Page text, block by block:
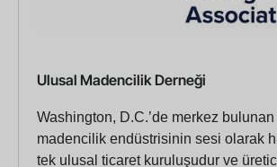
Ulusal Madencilik Derneği
Washington, D.C.’de merkez
madencilik endüstrisinin sesi olarak
tek ulusal ticaret kuruluşudur ve